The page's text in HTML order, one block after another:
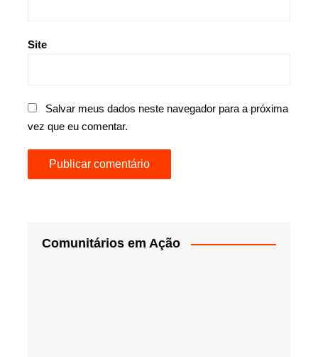
Site
Salvar meus dados neste navegador para a próxima
vez que eu comentar.
Comunitários em Ação